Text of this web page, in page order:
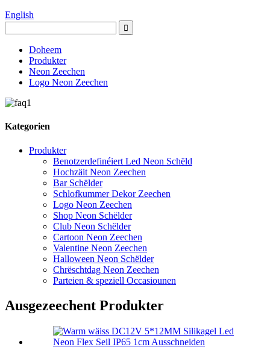
English
Doheem
Produkter
Neon Zeechen
Logo Neon Zeechen
Kategorien
Produkter
Benotzerdefinéiert Led Neon Schëld
Hochzäit Neon Zeechen
Bar Schëlder
Schlofkummer Dekor Zeechen
Logo Neon Zeechen
Shop Neon Schëlder
Club Neon Schëlder
Cartoon Neon Zeechen
Valentine Neon Zeechen
Halloween Neon Schëlder
Chrëschtdag Neon Zeechen
Parteien & speziell Occasiounen
Ausgezeechent Produkter